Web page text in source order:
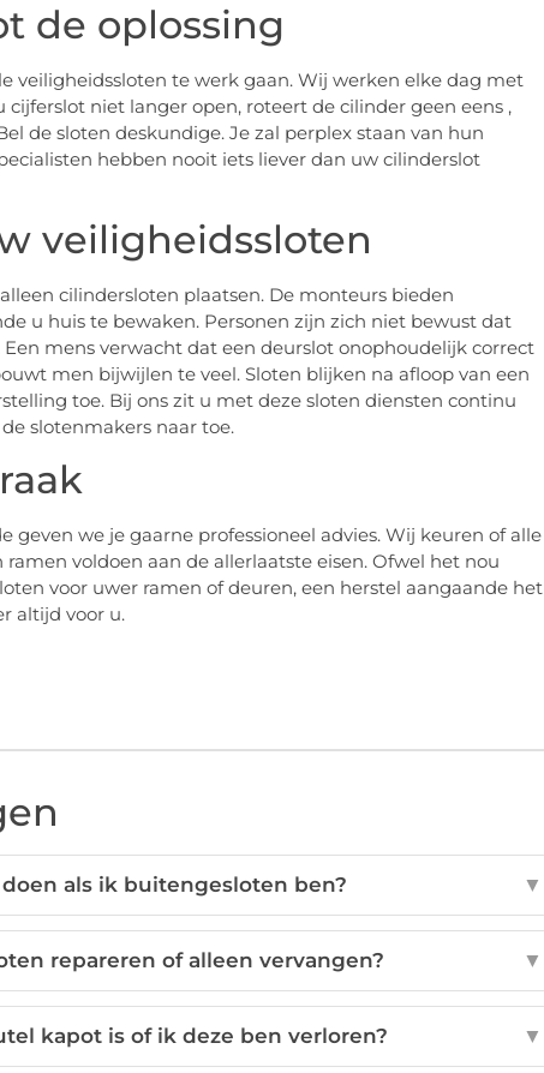
de oplossing
veiligheidssloten te werk gaan. Wij werken elke dag met
cijferslot niet langer open, roteert de cilinder geen eens ,
de sloten deskundige. Je zal perplex staan van hun
hebben nooit iets liever dan uw cilinderslot
veiligheidssloten
cilindersloten plaatsen. De monteurs bieden
u huis te bewaken. Personen zijn zich niet bewust dat
mens verwacht dat een deurslot onophoudelijk correct
men bijwijlen te veel. Sloten blijken na afloop van een
toe. Bij ons zit u met deze sloten diensten continu
slotenmakers naar toe.
geven we je gaarne professioneel advies. Wij keuren of alle
voldoen aan de allerlaatste eisen. Ofwel het nou
voor uwer ramen of deuren, een herstel aangaande het
altijd voor u.
als ik buitengesloten ben? ▼
repareren of alleen vervangen? ▼
kapot is of ik deze ben verloren? ▼